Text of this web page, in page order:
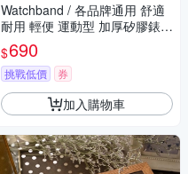
Watchband / 各品牌通用 舒適
耐用 輕便 運動型 加厚矽膠錶帶
藍色
$690
挑戰低價 券
加入購物車